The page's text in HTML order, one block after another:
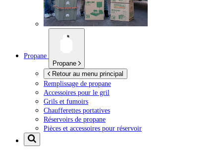
Propane
Propane
Retour au menu principal
Remplissage de propane
Accessoires pour le gril
Grils et fumoirs
Chaufferettes portatives
Réservoirs de propane
Pièces et accessoires pour réservoir